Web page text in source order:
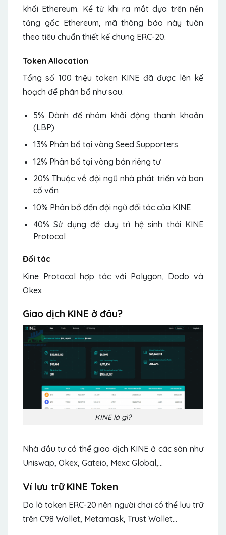
khối Ethereum. Kể từ khi ra mắt dựa trên nền
tảng gốc Ethereum, mã thông báo này tuân
theo tiêu chuẩn thiết kế chung ERC-20.
Token Allocation
Tổng số 100 triệu token KINE đã được lên kế
hoạch để phân bổ như sau.
5% Dành để nhóm khởi động thanh khoản
(LBP)
13% Phân bổ tại vòng Seed Supporters
12% Phân bổ tại vòng bán riêng tư
20% Thuộc về đội ngũ nhà phát triển và ban
cố vấn
10% Phân bổ đến đội ngũ đối tác của KINE
40% Sử dụng để duy trì hệ sinh thái KINE
Protocol
Đối tác
Kine Protocol hợp tác với Polygon, Dodo và
Okex
Giao dịch KINE ở đâu?
KINE là gì?
Nhà đầu tư có thể giao dịch KINE ở các sàn như
Uniswap, Okex, Gateio, Mexc Global,…
Ví lưu trữ KINE Token
Do là token ERC-20 nên người chơi có thể lưu trữ
trên C98 Wallet, Metamask, Trust Wallet…